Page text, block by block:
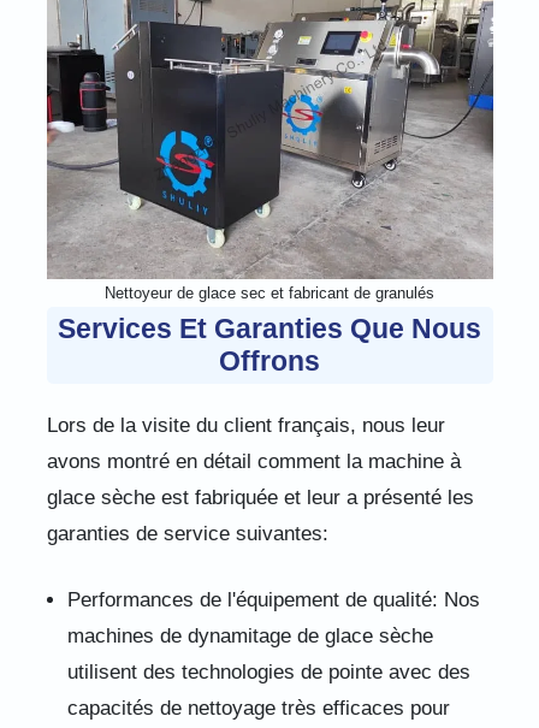
Nettoyeur de glace sec et fabricant de granulés
Services Et Garanties Que Nous
Offrons
Lors de la visite du client français, nous leur
avons montré en détail comment la machine à
glace sèche est fabriquée et leur a présenté les
garanties de service suivantes:
Performances de l'équipement de qualité: Nos
machines de dynamitage de glace sèche
utilisent des technologies de pointe avec des
capacités de nettoyage très efficaces pour